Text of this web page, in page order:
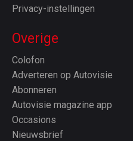
Privacy-instellingen
Overige
Colofon
Adverteren op Autovisie
Abonneren
Autovisie magazine app
Occasions
Nieuwsbrief